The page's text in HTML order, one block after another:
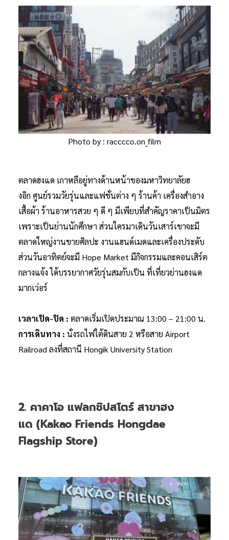
Photo by : racccco.on_film
ตลาดฮงแด เกาหลีอยู่ทางด้านหน้าของมหาวิทยาลัยฮ
งอิก ศูนย์รวมวัยรุ่นและแฟชั่นต่าง ๆ ร้านค้า เครื่องสำอาง
เสื้อผ้า ร้านอาหารสวย ๆ ดี ๆ มีเพียบที่สำคัญราคาเป็นมิตร
เพราะเป็นย่านนักศึกษา ส่วนใครมาเดินวันเสาร์เขาจะมี
ตลาดใหญ่งานขายศิลปะ งานแฮนด์เมดและเครื่องประดับ
ส่วนวันอาทิตย์จะมี Hope Market มีกิจกรรมและคอนเสิร์ต
กลางแจ้ง ได้บรรยากาศวัยรุ่นสมกับเป็น ที่เที่ยวย่านฮงแด
มากเว่อร์
เวลาเปิด-ปิด : ตลาดเริ่มเปิดประมาณ 13:00 – 21:00 น.
การเดินทาง : นั่งรถไฟใต้ดินสาย 2 หรือสาย Airport
Railroad ลงที่สถานี Hongik University Station
2. คาคาโอ แฟลกชิปสโตร์ สาขาฮง
แด (Kakao Friends Hongdae
Flagship Store)